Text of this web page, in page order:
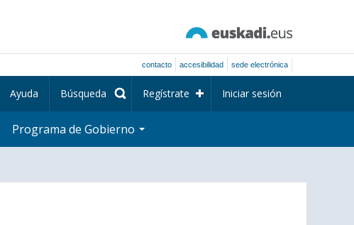
contacto accesibilidad sede electrónica
Ayuda Búsqueda Regístrate Iniciar sesión
Programa de Gobierno